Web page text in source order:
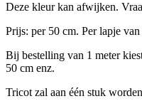
Deze kleur kan afwijken.
Prijs: per 50 cm. Per lapje
Bij bestelling van 1 meter
50 cm enz.
Tricot zal aan één stuk